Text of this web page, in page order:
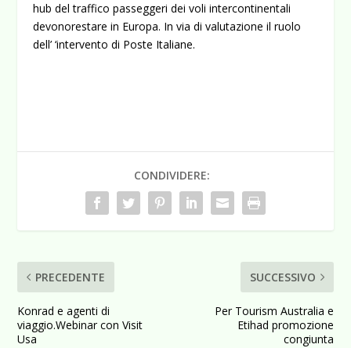
hub del traffico passeggeri dei voli intercontinentali
devonorestare in Europa. In via di valutazione il ruolo
dell’ ‘intervento di Poste Italiane.
CONDIVIDERE:
PRECEDENTE
Konrad e agenti di
viaggio.Webinar con Visit
Usa
SUCCESSIVO
Per Tourism Australia e
Etihad promozione
congiunta